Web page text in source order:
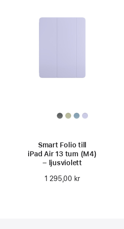
Smart Folio till
iPad Air 13 tum (M4)
– ljusviolett
1 295,00 kr